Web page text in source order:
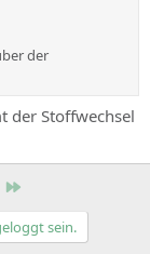
der
der Stoffwechsel
sein.